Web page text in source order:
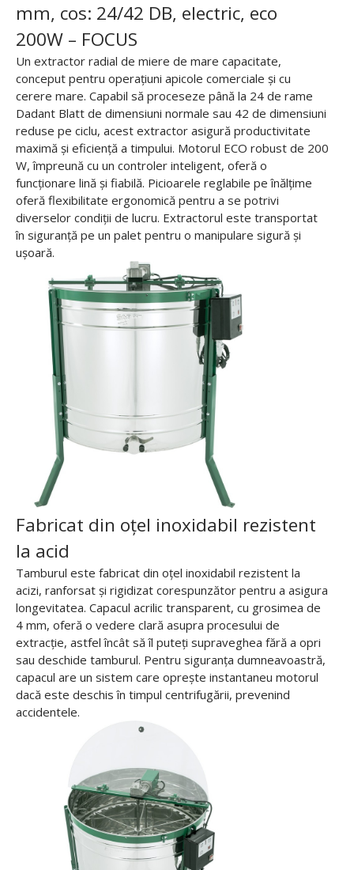
mm, cos: 24/42 DB, electric, eco
200W – FOCUS
Un extractor radial de miere de mare capacitate,
conceput pentru operațiuni apicole comerciale și cu
cerere mare. Capabil să proceseze până la 24 de rame
Dadant Blatt de dimensiuni normale sau 42 de dimensiuni
reduse pe ciclu, acest extractor asigură productivitate
maximă și eficiență a timpului. Motorul ECO robust de 200
W, împreună cu un controler inteligent, oferă o
funcționare lină și fiabilă. Picioarele reglabile pe înălțime
oferă flexibilitate ergonomică pentru a se potrivi
diverselor condiții de lucru. Extractorul este transportat
în siguranță pe un palet pentru o manipulare sigură și
ușoară.
Fabricat din oțel inoxidabil rezistent
la acid
Tamburul este fabricat din oțel inoxidabil rezistent la
acizi, ranforsat și rigidizat corespunzător pentru a asigura
longevitatea. Capacul acrilic transparent, cu grosimea de
4 mm, oferă o vedere clară asupra procesului de
extracție, astfel încât să îl puteți supraveghea fără a opri
sau deschide tamburul. Pentru siguranța dumneavoastră,
capacul are un sistem care oprește instantaneu motorul
dacă este deschis în timpul centrifugării, prevenind
accidentele.